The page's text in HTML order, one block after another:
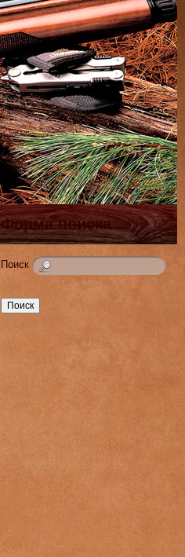
Форма поиска
Поиск